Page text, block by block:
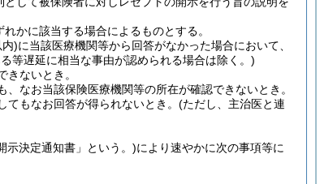
かに該当する場合によるものとする。
)に当該医療機関等から回答がなかった場合において、
等遅延に相当な事由が認められる場合は除く。)
きないとき。
なお当該保険医療機関等の所在が確認できないとき。
もなお回答が得られないとき。 (ただし、主治医と連
示決定通知書」という。)により速やかに次の事項等に